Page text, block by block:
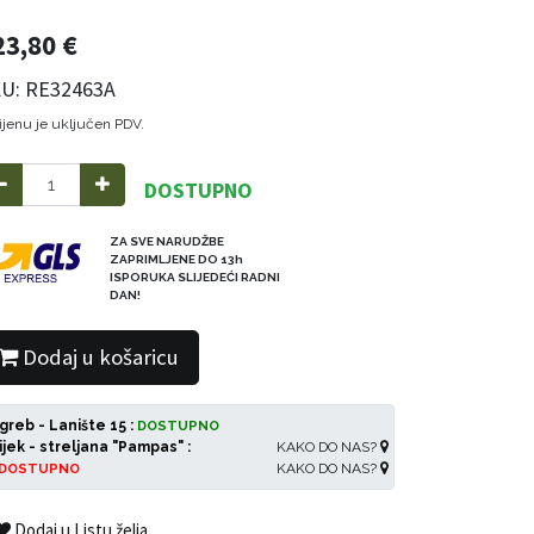
€
RE32463A
je uključen PDV.
DOSTUPNO
ZA SVE NARUDŽBE
ZAPRIMLJENE DO 13h
ISPORUKA SLIJEDEĆI RADNI
DAN!
Dodaj u košaricu
- Lanište 15 : DOSTUPNO
KAKO DO NAS?
- streljana "Pampas" :
KAKO DO NAS?
Dodaj u Listu želja